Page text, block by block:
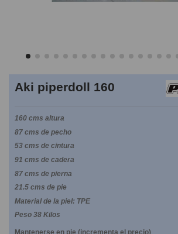
Aki piperdoll 160
160 cms altura
87 cms de pecho
53 cms de cintura
91 cms de cadera
87 cms de pierna
21.5 cms de pie
Material de la piel: TPE
Peso 38 Kilos
Mantenerse en pie (incrementa el precio)